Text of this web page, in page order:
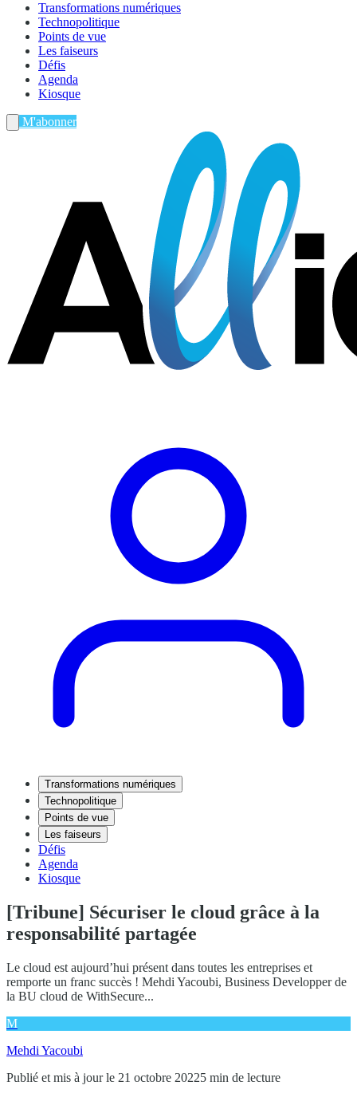
Transformations numériques
Technopolitique
Points de vue
Les faiseurs
Défis
Agenda
Kiosque
M'abonner
Transformations numériques
Technopolitique
Points de vue
Les faiseurs
Défis
Agenda
Kiosque
[Tribune] Sécuriser le cloud grâce à la
responsabilité partagée
Le cloud est aujourd’hui présent dans toutes les entreprises et
remporte un franc succès ! Mehdi Yacoubi, Business Developper de
la BU cloud de WithSecure...
M
Mehdi Yacoubi
Publié et mis à jour le 21 octobre 20225 min de lecture